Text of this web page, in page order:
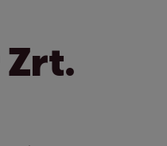
Zrt.